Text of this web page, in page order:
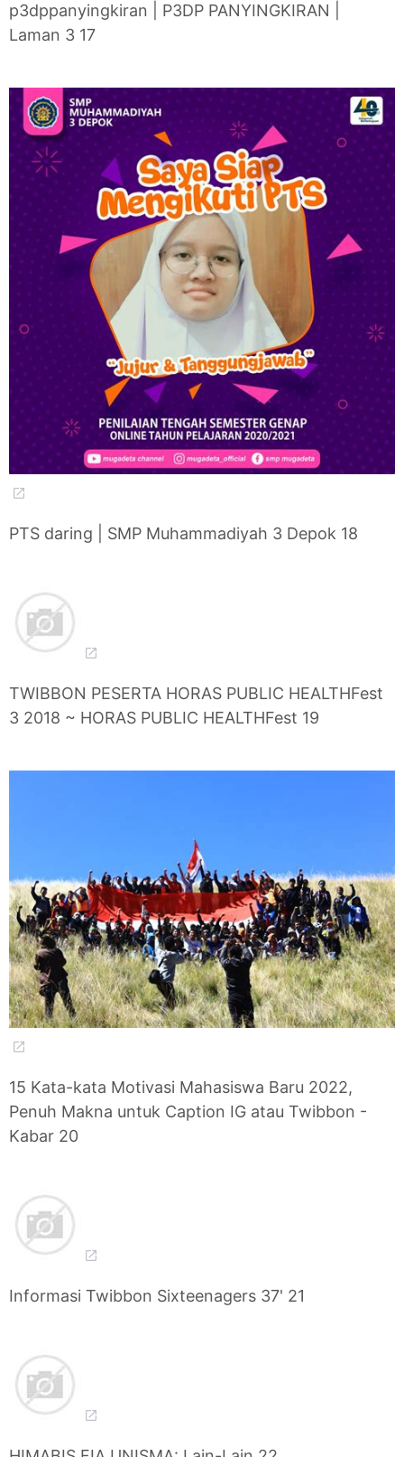
p3dppanyingkiran | P3DP PANYINGKIRAN |
Laman 3 17
PTS daring | SMP Muhammadiyah 3 Depok 18
TWIBBON PESERTA HORAS PUBLIC HEALTHFest
3 2018 ~ HORAS PUBLIC HEALTHFest 19
15 Kata-kata Motivasi Mahasiswa Baru 2022,
Penuh Makna untuk Caption IG atau Twibbon -
Kabar 20
Informasi Twibbon Sixteenagers 37' 21